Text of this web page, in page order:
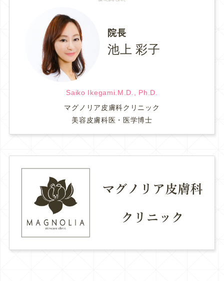
院長
池上 彩子
Saiko Ikegami.M.D., Ph.D.
マグノリア皮膚科クリニック
美容皮膚科医・医学博士